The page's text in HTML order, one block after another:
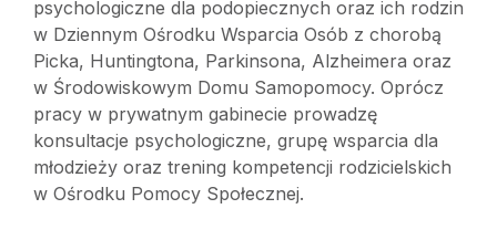
psychologiczne dla podopiecznych oraz ich rodzin
w Dziennym Ośrodku Wsparcia Osób z chorobą
Picka, Huntingtona, Parkinsona, Alzheimera oraz
w Środowiskowym Domu Samopomocy. Oprócz
pracy w prywatnym gabinecie prowadzę
konsultacje psychologiczne, grupę wsparcia dla
młodzieży oraz trening kompetencji rodzicielskich
w Ośrodku Pomocy Społecznej.